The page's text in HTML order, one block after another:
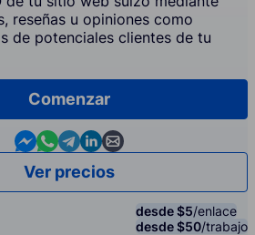
reseñas u opiniones como
de potenciales clientes de tu
Comenzar
Contact us in Messenger
Contact us in WhatsApp
Contact us in Telegram
Contact us in Linkedin
Contact us by email
Ver precios
desde $5/enlace
desde $50/trabajo